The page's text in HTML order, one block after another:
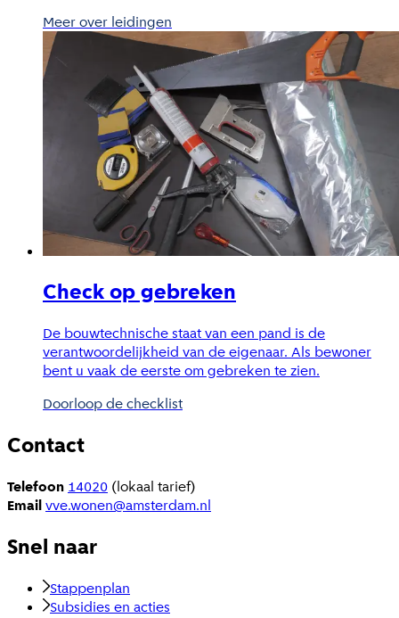
Meer over leidingen
Check op gebreken
De bouwtechnische staat van een pand is de
verantwoordelijkheid van de eigenaar. Als bewoner
bent u vaak de eerste om gebreken te zien.
Doorloop de checklist
Contact
Telefoon 14020 (lokaal tarief)
Emailvve.wonen@amsterdam.nl
Snel naar
Stappenplan
Subsidies en acties